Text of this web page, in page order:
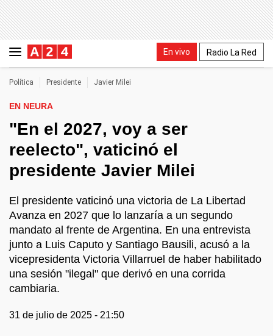
En vivo Radio La Red
Política Presidente Javier Milei
EN NEURA
"En el 2027, voy a ser
reelecto", vaticinó el
presidente Javier Milei
El presidente vaticinó una victoria de La Libertad
Avanza en 2027 que lo lanzaría a un segundo
mandato al frente de Argentina. En una entrevista
junto a Luis Caputo y Santiago Bausili, acusó a la
vicepresidenta Victoria Villarruel de haber habilitado
una sesión "ilegal" que derivó en una corrida
cambiaria.
31 de julio de 2025 - 21:50